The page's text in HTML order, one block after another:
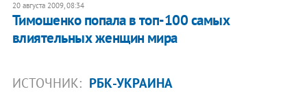
20 августа 2009, 08:34
Тимошенко попала в топ-100 самых
влиятельных женщин мира
ИСТОЧНИК: РБК-УКРАИНА